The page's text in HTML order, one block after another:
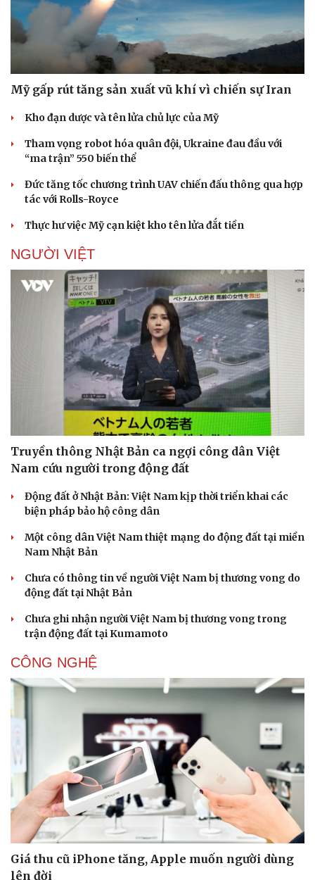
Pháp luật
Vụ án
Tư vấn luật
Quân sự - Quốc phòng
Phân tích
Mỹ gấp rút tăng sản xuất vũ khí vì chiến sự Iran
Kho đạn dược và tên lửa chủ lực của Mỹ
Tham vọng robot hóa quân đội, Ukraine đau đầu với
“ma trận” 550 biến thể
Đức tăng tốc chương trình UAV chiến đấu thông qua hợp
tác với Rolls-Royce
Thực hư việc Mỹ cạn kiệt kho tên lửa đắt tiền
NGƯỜI VIỆT
Truyền thông Nhật Bản ca ngợi công dân Việt
Nam cứu người trong động đất
Động đất ở Nhật Bản: Việt Nam kịp thời triển khai các
biện pháp bảo hộ công dân
Một công dân Việt Nam thiệt mạng do động đất tại miền
Nam Nhật Bản
Chưa có thông tin về người Việt Nam bị thương vong do
động đất tại Nhật Bản
Chưa ghi nhận người Việt Nam bị thương vong trong
trận động đất tại Kumamoto
CÔNG NGHỆ
Giá thu cũ iPhone tăng, Apple muốn người dùng
lên đời